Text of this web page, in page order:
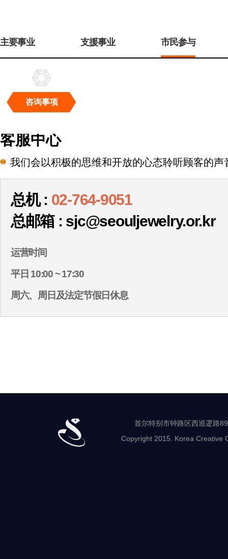
메
主要事业 支援事业 市民参与
咨询事项
事
客服中心
我们会以积极的思维和开放的心态聆听顾客的声
总机 : 02-764-9051
总邮箱 : sjc@seouljewelry.or.kr
运营时间
平日 10:00 ~ 17:30
周六、周日及法定节假日休息
首尔特别市钟路区西巡逻路
Copyright 2015. Korea Creative